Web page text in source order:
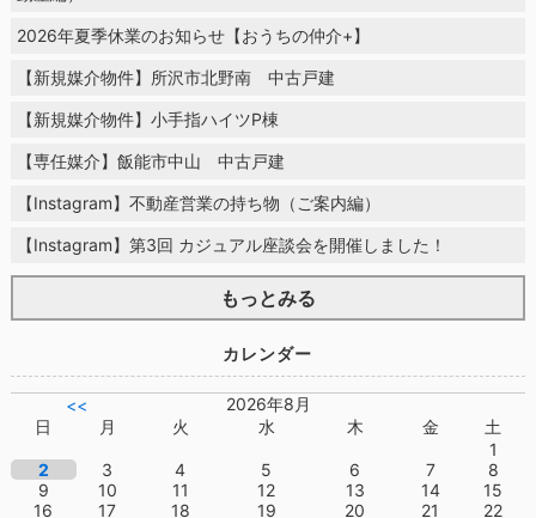
2026年夏季休業のお知らせ【おうちの仲介+】
【新規媒介物件】所沢市北野南 中古戸建
【新規媒介物件】小手指ハイツP棟
【専任媒介】飯能市中山 中古戸建
【Instagram】不動産営業の持ち物（ご案内編）
【Instagram】第3回 カジュアル座談会を開催しました！
もっとみる
カレンダー
<<
2026年8月
日
月 火 水 木 金
土
1
2
3 4 5 6 7
8
9
10 11 12 13 14
15
16
17 18 19 20 21
22